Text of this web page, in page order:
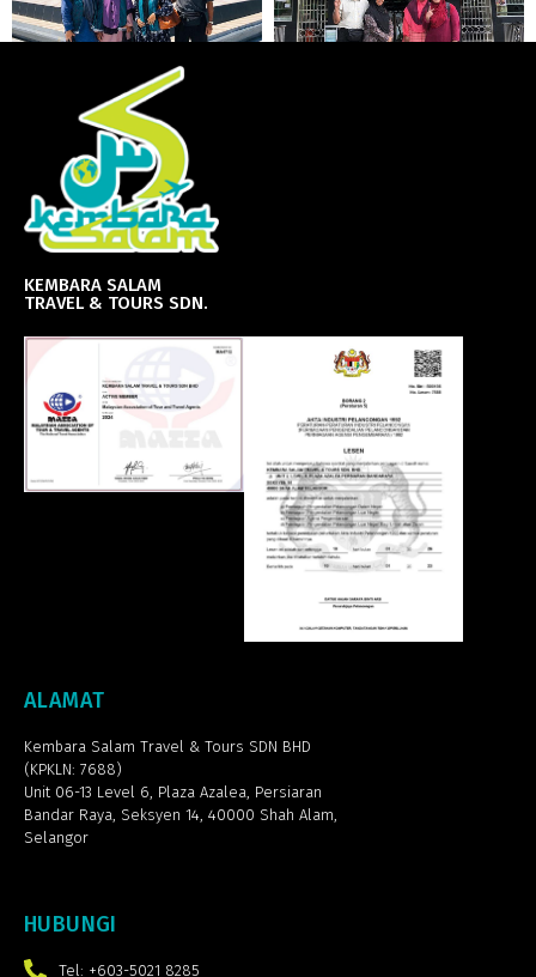
KEMBARA SALAM
TRAVEL & TOURS SDN.
ALAMAT
Kembara Salam Travel & Tours SDN BHD
(KPKLN: 7688)
Unit 06-13 Level 6, Plaza Azalea, Persiaran
Bandar Raya, Seksyen 14, 40000 Shah Alam,
Selangor
HUBUNGI
Tel: +603-5021 8285